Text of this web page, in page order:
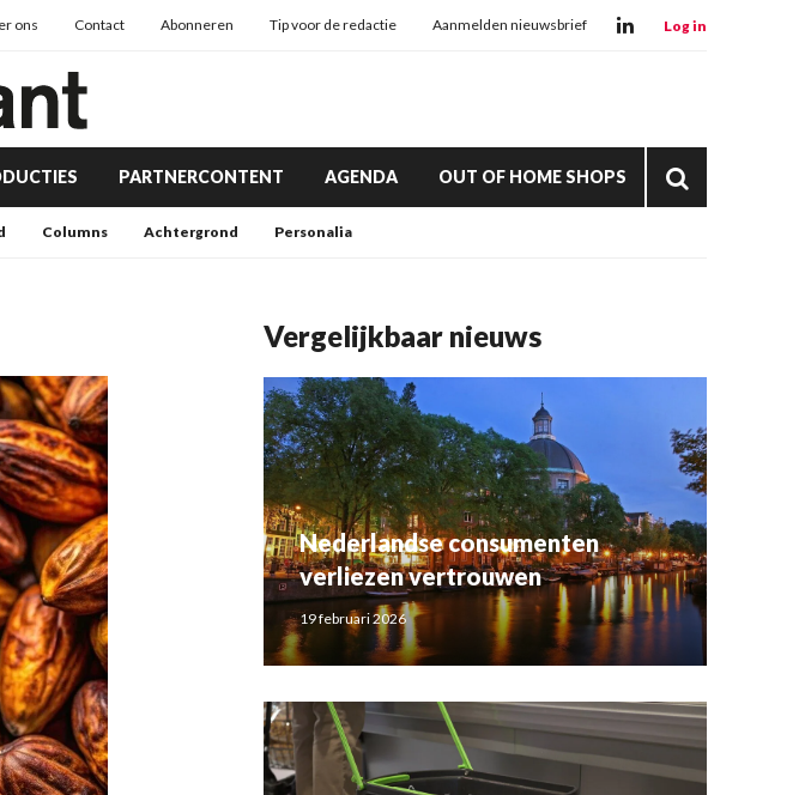
ons Contact Abonneren Tip voor de redactie Aanmelden nieuwsbrief Log in
PARTNERCONTENT AGENDA OUT OF HOME SHOPS
Columns Achtergrond Personalia
Vergelijkbaar nieuws
Nederlandse consumenten
verliezen vertrouwen
19 februari 2026